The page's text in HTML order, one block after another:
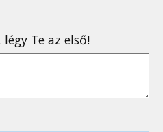
Te az első!